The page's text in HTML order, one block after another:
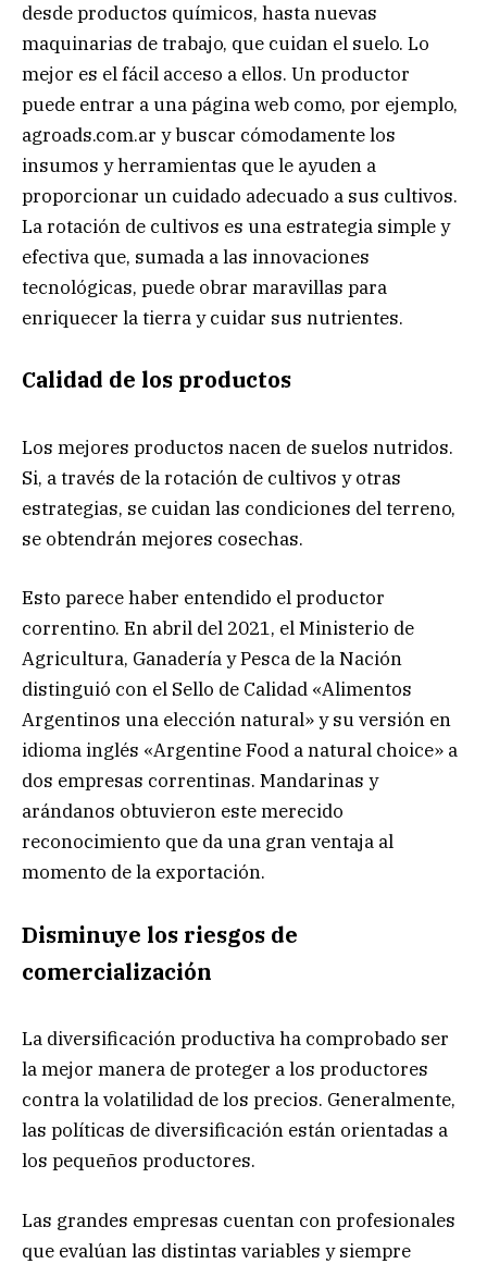
desde productos químicos, hasta nuevas
maquinarias de trabajo, que cuidan el suelo. Lo
mejor es el fácil acceso a ellos. Un productor
puede entrar a una página web como, por ejemplo,
agroads.com.ar y buscar cómodamente los
insumos y herramientas que le ayuden a
proporcionar un cuidado adecuado a sus cultivos.
La rotación de cultivos es una estrategia simple y
efectiva que, sumada a las innovaciones
tecnológicas, puede obrar maravillas para
enriquecer la tierra y cuidar sus nutrientes.
Calidad de los productos
Los mejores productos nacen de suelos nutridos.
Si, a través de la rotación de cultivos y otras
estrategias, se cuidan las condiciones del terreno,
se obtendrán mejores cosechas.
Esto parece haber entendido el productor
correntino. En abril del 2021, el Ministerio de
Agricultura, Ganadería y Pesca de la Nación
distinguió con el Sello de Calidad «Alimentos
Argentinos una elección natural» y su versión en
idioma inglés «Argentine Food a natural choice» a
dos empresas correntinas. Mandarinas y
arándanos obtuvieron este merecido
reconocimiento que da una gran ventaja al
momento de la exportación.
Disminuye los riesgos de
comercialización
La diversificación productiva ha comprobado ser
la mejor manera de proteger a los productores
contra la volatilidad de los precios. Generalmente,
las políticas de diversificación están orientadas a
los pequeños productores.
Las grandes empresas cuentan con profesionales
que evalúan las distintas variables y siempre